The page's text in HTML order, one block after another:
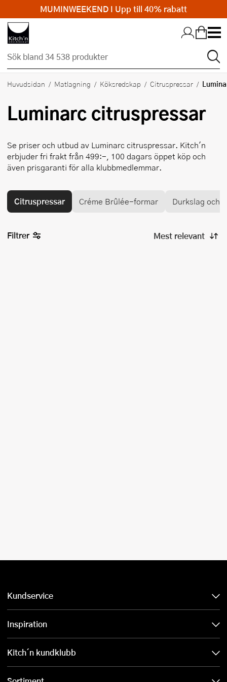
Hopp till huvudinnehållet
Huvudsidan Matlagning Köksredskap Citruspressar
Luminarccitruspressar
Se priser och utbud av Luminarccitruspressar. Kitch'n
erbjuder fri frakt från 499:-, 100 dagars öppet köp och
även prisgaranti för alla klubbmedlemmar.
Citruspressar Créme Brûlée-formar Durkslag och
Filtrer
Kundservice
Inspiration
Kitch´n kundklubb
MUMINWEEKEND I Upp till 40% rabatt